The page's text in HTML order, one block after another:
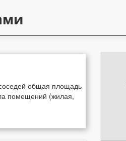
общая площадь
помещений (жилая,